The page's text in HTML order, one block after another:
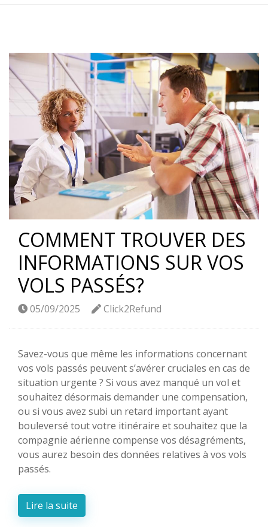
COMMENT TROUVER DES
INFORMATIONS SUR VOS
VOLS PASSÉS?
05/09/2025 Click2Refund
Savez-vous que même les informations concernant
vos vols passés peuvent s’avérer cruciales en cas de
situation urgente ? Si vous avez manqué un vol et
souhaitez désormais demander une compensation,
ou si vous avez subi un retard important ayant
bouleversé tout votre itinéraire et souhaitez que la
compagnie aérienne compense vos désagréments,
vous aurez besoin des données relatives à vos vols
passés.
Lire la suite